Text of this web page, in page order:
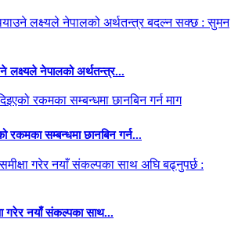
लक्ष्यले नेपालको अर्थतन्त्र...
रकमका सम्बन्धमा छानबिन गर्न...
गरेर नयाँ संकल्पका साथ...